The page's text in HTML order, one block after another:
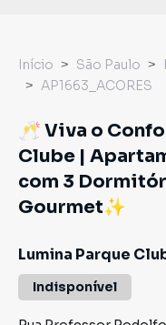
Início São Paulo
AP1663_ACORES
🥂 Viva o
Clube |
com 3
Gourmet✨
Lumina Parque
Indisponível